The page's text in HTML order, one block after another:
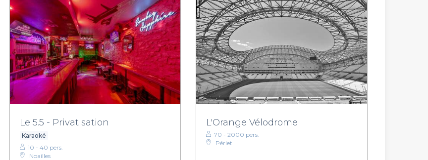
Le 5.5 - Privatisation
Karaoké
10 - 40 pers.
Noailles
L'Orange Vélodrome
70 - 2000 pers.
Périet